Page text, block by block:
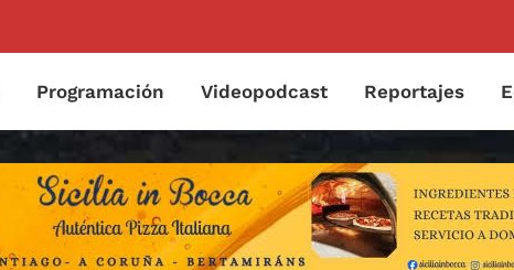
Programación Videopodcast Reportajes